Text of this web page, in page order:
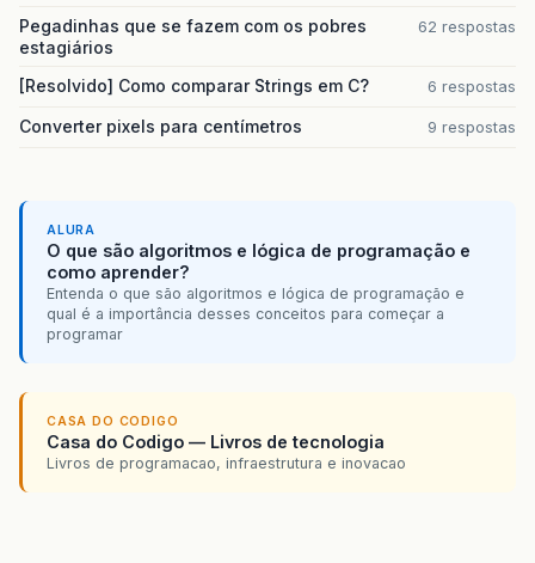
Pegadinhas que se fazem com os pobres
estagiários
62 respostas
[Resolvido] Como comparar Strings em C? 6 respostas
Converter pixels para centímetros 9 respostas
ALURA
O que são algoritmos e lógica de programação e
como aprender?
Entenda o que são algoritmos e lógica de programação e
qual é a importância desses conceitos para começar a
programar
CASA DO CODIGO
Casa do Codigo — Livros de tecnologia
Livros de programacao, infraestrutura e inovacao